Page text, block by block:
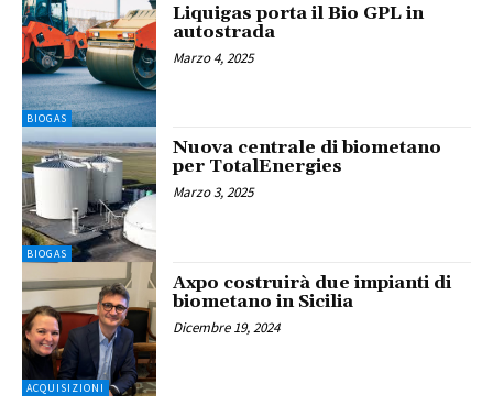
BIOGAS
Liquigas porta il Bio GPL in
autostrada
Marzo 4, 2025
BIOGAS
Nuova centrale di biometano
per TotalEnergies
Marzo 3, 2025
ACQUISIZIONI
Axpo costruirà due impianti di
biometano in Sicilia
Dicembre 19, 2024